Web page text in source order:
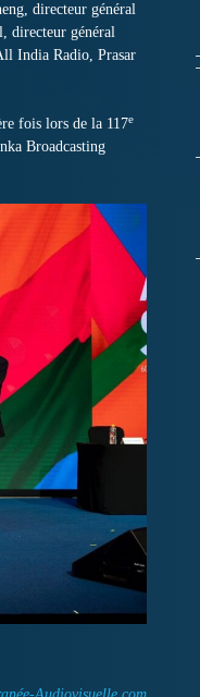
directeur général
directeur général
India Radio, Prasar
fois lors de la 117e
Broadcasting